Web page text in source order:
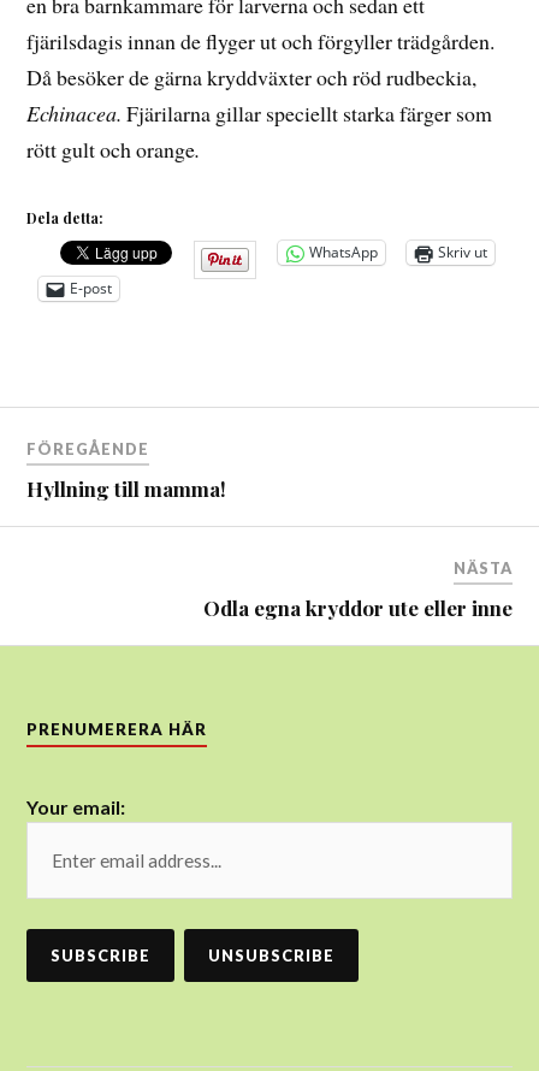
fjärilsdagis innan de flyger ut och förgyller trädgården.
Då besöker de gärna kryddväxter och röd rudbeckia,
Echinacea.Fjärilarna gillar speciellt starka färger som
rött gult och orange.
Dela detta:
WhatsApp
Skriv ut
E-post
Inläggsnavigering
FÖREGÅENDE
Hyllning till mamma!
NÄSTA
Odla egna kryddor ute eller inne
PRENUMERERA HÄR
Your email: